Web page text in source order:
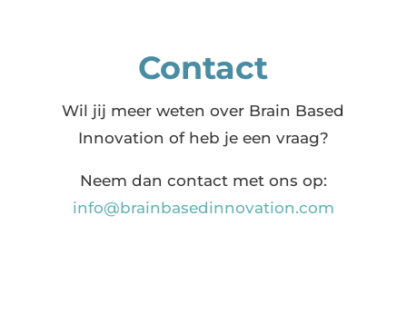
Contact
Wil jij meer weten over Brain Based
Innovation of heb je een vraag?
Neem dan contact met ons op:
info@brainbasedinnovation.com